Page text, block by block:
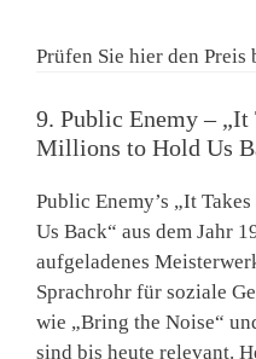
Prüfen Sie hier den Preis
9. Public Enemy – „It
Millions to Hold Us
Public Enemy’s „It
Us Back“ aus dem Jahr
aufgeladenes
Sprachrohr für soziale
wie „Bring the Noise“
sind bis heute relevant.